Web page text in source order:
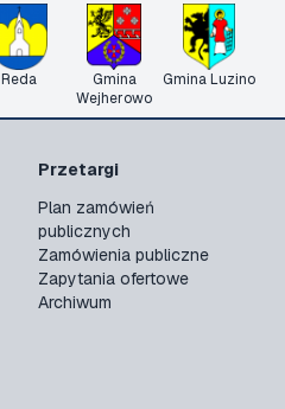
Reda
Gmina
Wejherowo
Gmina Luzino
Przetargi
Plan zamówień
publicznych
Zamówienia publiczne
Zapytania ofertowe
Archiwum